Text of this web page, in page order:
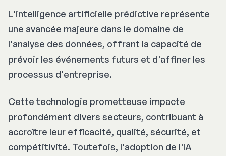
L'intelligence artificielle prédictive représente
une avancée majeure dans le domaine de
l'analyse des données, offrant la capacité de
prévoir les événements futurs et d'affiner les
processus d'entreprise.
Cette technologie prometteuse impacte
profondément divers secteurs, contribuant à
accroître leur efficacité, qualité, sécurité, et
compétitivité. Toutefois, l'adoption de l'IA